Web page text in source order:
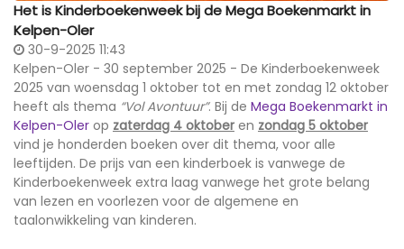
Het is Kinderboekenweek bij de Mega Boekenmarkt in
Kelpen-Oler
30-9-2025 11:43
Kelpen-Oler - 30 september 2025 - De Kinderboekenweek
2025 van woensdag 1 oktober tot en met zondag 12 oktober
heeft als thema “Vol Avontuur”. Bij de Mega Boekenmarkt in
Kelpen-Oler op zaterdag 4 oktober en zondag 5 oktober
vind je honderden boeken over dit thema, voor alle
leeftijden. De prijs van een kinderboek is vanwege de
Kinderboekenweek extra laag vanwege het grote belang
van lezen en voorlezen voor de algemene en
taalonwikkeling van kinderen.